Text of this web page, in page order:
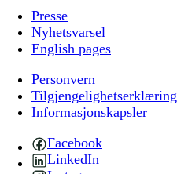
Presse
Nyhetsvarsel
English pages
Personvern
Tilgjengelighetserklæring
Informasjonskapsler
Facebook
LinkedIn